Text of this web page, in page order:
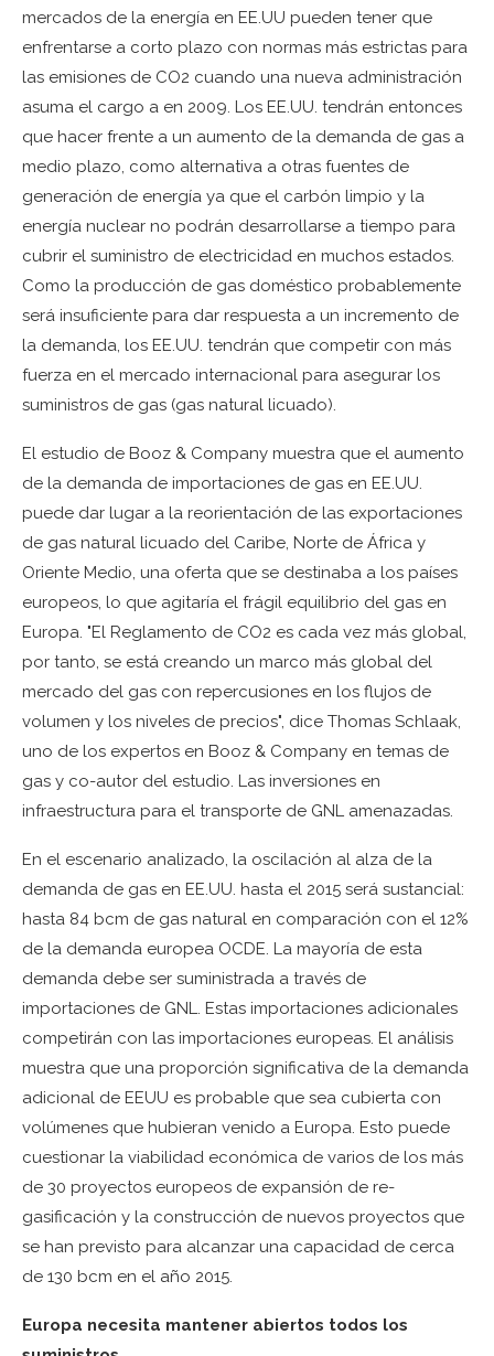
mercados de la energía en EE.UU pueden tener que
enfrentarse a corto plazo con normas más estrictas para
las emisiones de CO2 cuando una nueva administración
asuma el cargo a en 2009. Los EE.UU. tendrán entonces
que hacer frente a un aumento de la demanda de gas a
medio plazo, como alternativa a otras fuentes de
generación de energía ya que el carbón limpio y la
energía nuclear no podrán desarrollarse a tiempo para
cubrir el suministro de electricidad en muchos estados.
Como la producción de gas doméstico probablemente
será insuficiente para dar respuesta a un incremento de
la demanda, los EE.UU. tendrán que competir con más
fuerza en el mercado internacional para asegurar los
suministros de gas (gas natural licuado).
El estudio de Booz & Company muestra que el aumento
de la demanda de importaciones de gas en EE.UU.
puede dar lugar a la reorientación de las exportaciones
de gas natural licuado del Caribe, Norte de África y
Oriente Medio, una oferta que se destinaba a los países
europeos, lo que agitaría el frágil equilibrio del gas en
Europa. "El Reglamento de CO2 es cada vez más global,
por tanto, se está creando un marco más global del
mercado del gas con repercusiones en los flujos de
volumen y los niveles de precios", dice Thomas Schlaak,
uno de los expertos en Booz & Company en temas de
gas y co-autor del estudio. Las inversiones en
infraestructura para el transporte de GNL amenazadas.
En el escenario analizado, la oscilación al alza de la
demanda de gas en EE.UU. hasta el 2015 será sustancial:
hasta 84 bcm de gas natural en comparación con el 12%
de la demanda europea OCDE. La mayoría de esta
demanda debe ser suministrada a través de
importaciones de GNL. Estas importaciones adicionales
competirán con las importaciones europeas. El análisis
muestra que una proporción significativa de la demanda
adicional de EEUU es probable que sea cubierta con
volúmenes que hubieran venido a Europa. Esto puede
cuestionar la viabilidad económica de varios de los más
de 30 proyectos europeos de expansión de re-
gasificación y la construcción de nuevos proyectos que
se han previsto para alcanzar una capacidad de cerca
de 130 bcm en el año 2015.
Europa necesita mantener abiertos todos los